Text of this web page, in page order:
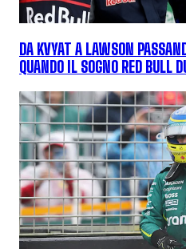
DA KVYAT A LAWSON
QUANDO IL SOGNO RED BULL